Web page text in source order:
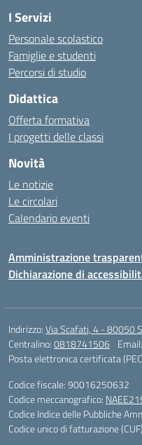
I Servizi
Personale scolastico
Famiglie e studenti
Percorsi di studio
Didattica
Offerta formativa
I progetti delle classi
Novità
Le notizie
Le circolari
Calendario eventi
Amministrazione
Dichiarazione di
Indirizzo:Via Scafati, 4 - 80050
Centralino:0818741506 Email:
Posta elettronica certificata
Codice fiscale: 90016250632
Codice meccanografico:
Codice Indice delle Pubbliche
Codice unico di fatturazione